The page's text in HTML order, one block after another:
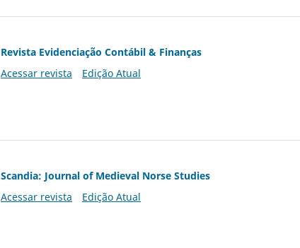
Revista Evidenciação Contábil & Finanças
Acessar revista
Edição Atual
Scandia: Journal of Medieval Norse Studies
Acessar revista
Edição Atual